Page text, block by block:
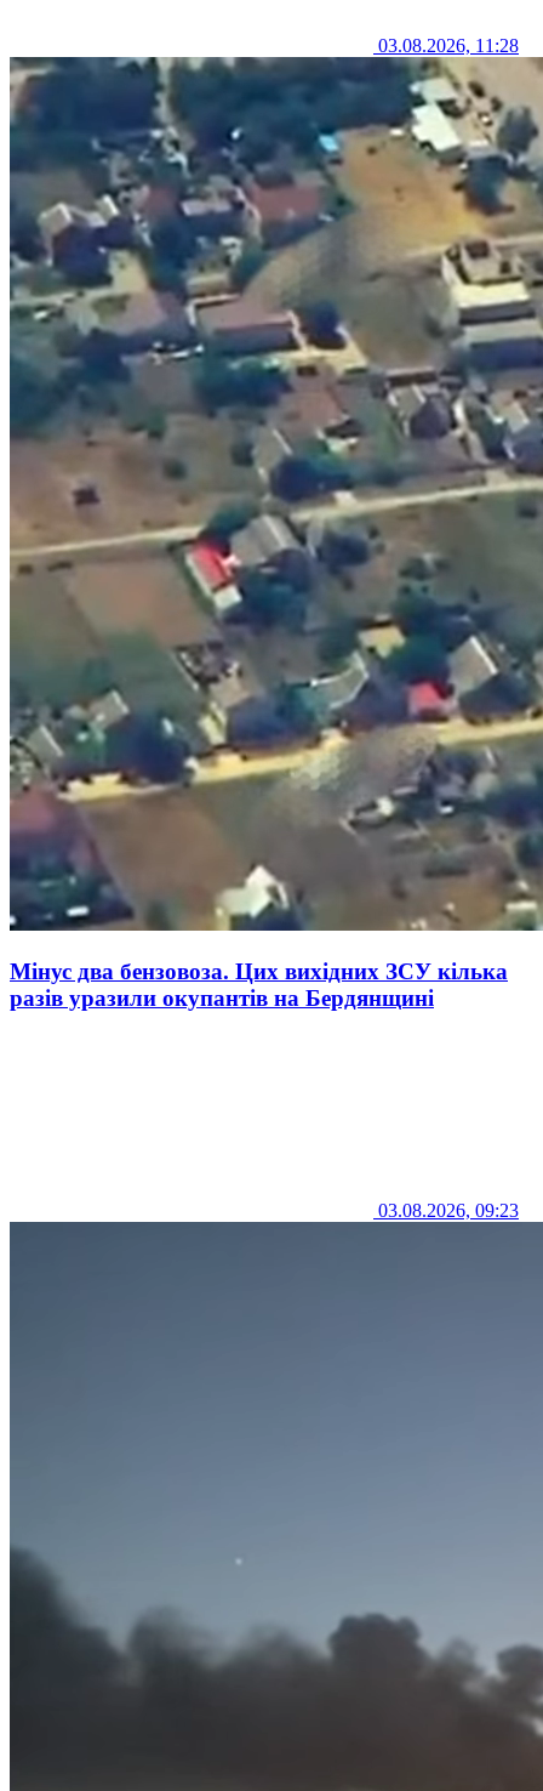
03.08.2026, 11:28
Мінус два бензовоза. Цих вихідних ЗСУ кілька
разів уразили окупантів на Бердянщині
03.08.2026, 09:23